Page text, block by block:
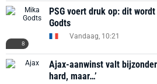
8
PSG voert druk op: dit
Godts
Vandaag, 10:21
Ajax-aanwinst valt
hard, maar…’